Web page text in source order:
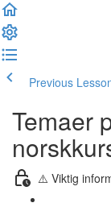
Previous
Temaer
⚠️ Viktig